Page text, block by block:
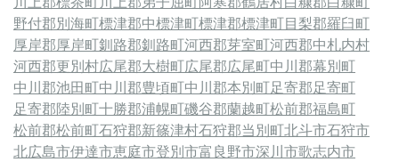
野付郡別海町標津郡中標津町標津郡標津町目梨郡羅臼町
厚岸郡厚岸町釧路郡釧路町河西郡芽室町河西郡中札内村
河西郡更別村広尾郡大樹町広尾郡広尾町中川郡幕別町
中川郡池田町中川郡豊頃町中川郡本別町足寄郡足寄町
足寄郡陸別町十勝郡浦幌町磯谷郡蘭越町松前郡福島町
松前郡松前町石狩郡新篠津村石狩郡当別町北斗市石狩市
北広島市伊達市恵庭市登別市富良野市深川市歌志内市